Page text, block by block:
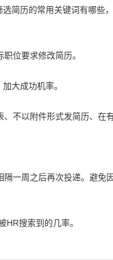
历的常用关键词有哪些，
位要求修改简历。
大成功机率。
以附件形式发简历、在有
周之后再次投递。避免
搜索到的几率。